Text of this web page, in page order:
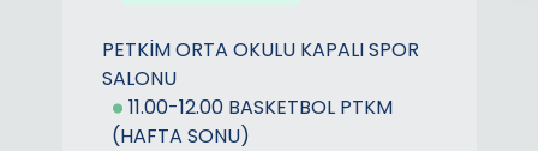
PETKİM ORTA OKULU KAPALI SPOR
SALONU
11.00-12.00 BASKETBOL PTKM
(HAFTA SONU)